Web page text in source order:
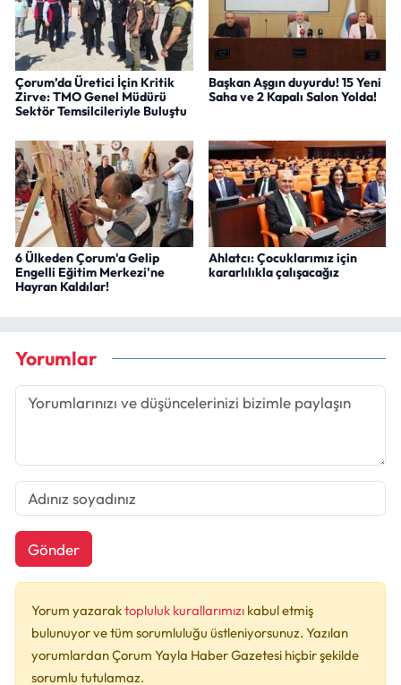
Çorum’da Üretici İçin Kritik
Zirve: TMO Genel Müdürü
Sektör Temsilcileriyle Buluştu
Başkan Aşgın duyurdu! 15 Yeni
Saha ve 2 Kapalı Salon Yolda!
6 Ülkeden Çorum'a Gelip
Engelli Eğitim Merkezi'ne
Hayran Kaldılar!
Ahlatcı: Çocuklarımız için
kararlılıkla çalışacağız
Yorumlar
Gönder
Yorum yazaraktopluluk kurallarımızı kabul etmiş
bulunuyor ve tüm sorumluluğu üstleniyorsunuz. Yazılan
yorumlardan Çorum Yayla Haber Gazetesi hiçbir şekilde
sorumlu tutulamaz.